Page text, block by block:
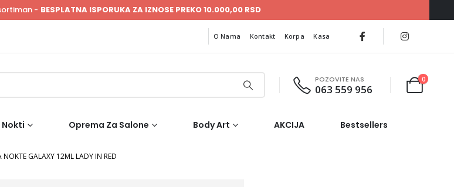
- BESPLATNA ISPORUKA ZA IZNOSE PREKO 10.000,00 RSD
O Nama Kontakt Korpa Kasa
POZOVITE NAS
063 559 956
0
Nokti Oprema Za Salone Body Art AKCIJA Bestsellers
NOKTE GALAXY 12ML LADY IN RED